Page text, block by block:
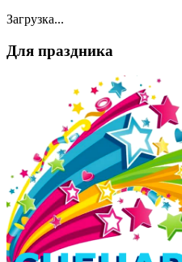
Загрузка...
Для праздника